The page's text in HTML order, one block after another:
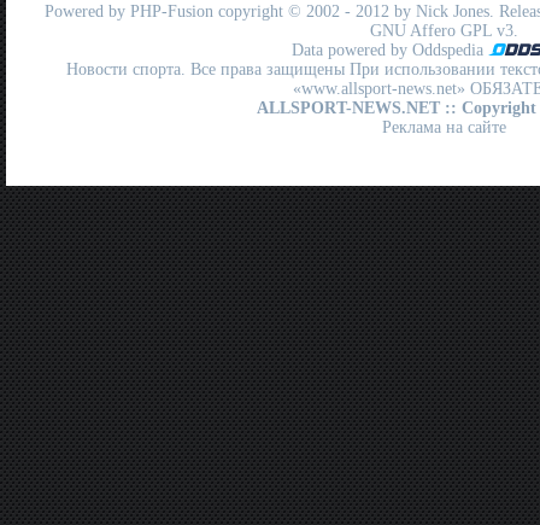
Powered by PHP-Fusion copyright © 2002 - 2012 by Nick Jones.
GNU Affero GPL v3.
Data powered by Oddspedia
Новости спорта. Все права защищены При использовании
«www.allsport-news.net»
ALLSPORT-NEWS.NET :: Copyright
Реклама на сайте